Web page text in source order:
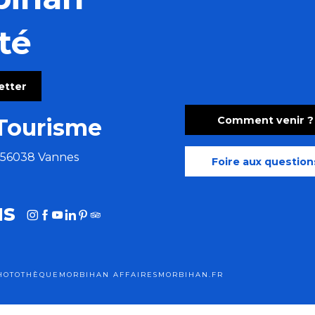
église Saint-Joseph
Vannes
Comment venir ?
Foire aux
MORBIHAN AFFAIRES MORBIHAN.FR